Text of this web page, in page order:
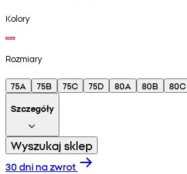
Kolory
Rozmiary
75A 75B 75C 75D 80A 80B 80C
Szczegóły
Wyszukaj sklep
30 dni na zwrot